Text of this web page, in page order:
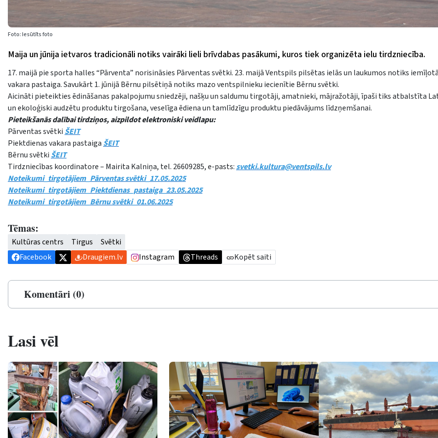
Foto: Iesūtīts foto
Maija un jūnija ietvaros tradicionāli notiks vairāki lieli brīvdabas pasākumi, kuros tiek organizēta ielu tirdzniecība.
17. maijā pie sporta halles “Pārventa” norisināsies Pārventas svētki. 23. maijā Ventspils pilsētas ielās un laukumos notiks
vakara pastaiga. Savukārt 1. jūnijā Bērnu pilsētiņā notiks mazo ventspilnieku iecienītie Bērnu svētki.
Aicināti pieteikties ēdināšanas pakalpojumu sniedzēji, našķu un saldumu tirgotāji, amatnieki, mājražotāji, īpaši tiks atbalstīta
un ekoloģiski audzētu produktu tirgošana, veselīga ēdiena un tamlīdzīgu produktu piedāvājums līdzņemšanai.
Pieteikšanās dalībai tirdziņos, aizpildot elektroniski veidlapu:
Pārventas svētki ŠEIT
Piektdienas vakara pastaiga ŠEIT
Bērnu svētki ŠEIT
Tirdzniecības koordinatore – Mairita Kalniņa, tel. 26609285, e-pasts: svetki.kultura@ventspils.lv
Noteikumi_tirgotājiem_Pārventas svētki_17.05.2025
Noteikumi_tirgotājiem_Piektdienas_pastaiga_23.05.2025
Noteikumi_tirgotājiem_Bērnu svētki_01.06.2025
Tēmas:
Kultūras centrs Tirgus
Svētki
Facebook
Draugiem.lv Instagram Threads Kopēt saiti
Komentāri (0)
Lasi vēl